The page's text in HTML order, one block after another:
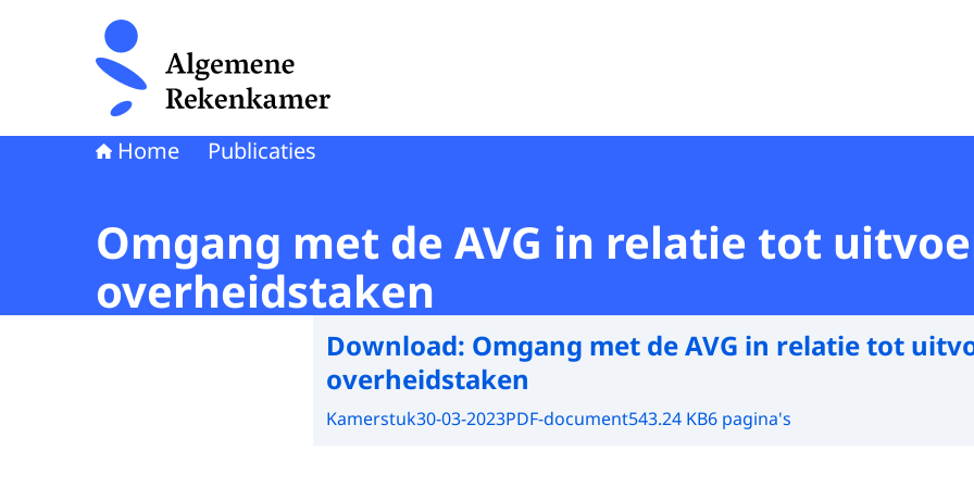
Naar de homepage van Algemene Rekenkamer
Home Publicaties
Omgang met de AVG in relatie tot
overheidstaken
Download: Omgang met de AVG in relatie tot
overheidstaken
Kamerstuk30-03-2023PDF-document543.24 KB6 pagina's